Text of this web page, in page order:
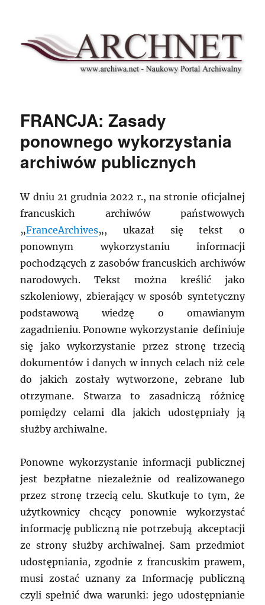
Archnet
FRANCJA: Zasady
ponownego wykorzystania
archiwów publicznych
W dniu 21 grudnia 2022 r., na stronie oficjalnej
francuskich archiwów państwowych
„FranceArchives„, ukazał się tekst o
ponownym wykorzystaniu informacji
pochodzących z zasobów francuskich archiwów
narodowych. Tekst można kreślić jako
szkoleniowy, zbierający w sposób syntetyczny
podstawową wiedzę o omawianym
zagadnieniu. Ponowne wykorzystanie definiuje
się jako wykorzystanie przez stronę trzecią
dokumentów i danych w innych celach niż cele
do jakich zostały wytworzone, zebrane lub
otrzymane. Stwarza to zasadniczą różnicę
pomiędzy celami dla jakich udostępniały ją
służby archiwalne.
Ponowne wykorzystanie informacji publicznej
jest bezpłatne niezależnie od realizowanego
przez stronę trzecią celu. Skutkuje to tym, że
użytkownicy chcący ponownie wykorzystać
informację publiczną nie potrzebują akceptacji
ze strony służby archiwalnej. Sam przedmiot
udostępniania, zgodnie z francuskim prawem,
musi zostać uznany za Informację publiczną
czyli spełnić dwa warunki: jego udostępnianie